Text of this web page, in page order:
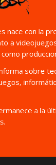
nace con la
a
sobre
a la